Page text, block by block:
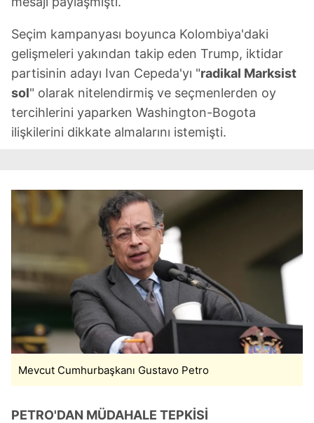
Seçim kampanyası boyunca Kolombiya'daki
gelişmeleri yakından takip eden Trump, iktidar
partisinin adayı Ivan Cepeda'yı "radikal Marksist
sol" olarak nitelendirmiş ve seçmenlerden oy
tercihlerini yaparken Washington-Bogota
ilişkilerini dikkate almalarını istemişti.
Mevcut Cumhurbaşkanı Gustavo Petro
PETRO'DAN MÜDAHALE TEPKİSİ